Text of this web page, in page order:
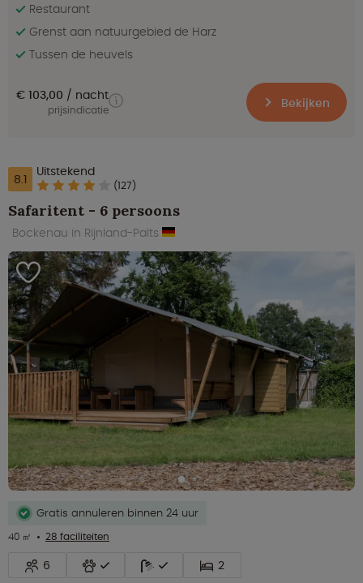
Restaurant
Grenst aan natuurgebied de Harz
Tussen de heuvels
€ 103,00 nacht
prijsindicatie Bekijken
8.1 Uitstekend
(127)
Safaritent - 6 persoons
Bockenau in Rijnland-Palts
Gratis annuleren binnen 24 uur
40 ㎡
28 faciliteiten
6 2